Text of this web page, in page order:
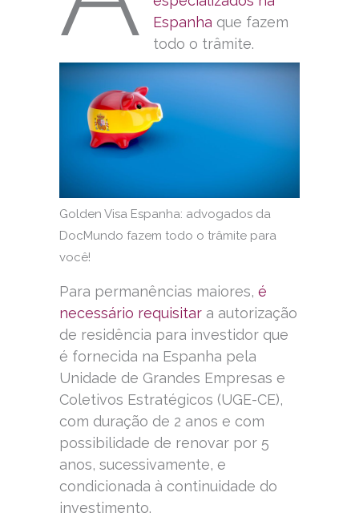
Espanha que fazem
todo o trâmite.
Golden Visa Espanha: advogados da
DocMundo fazem todo o trâmite para
você!
Para permanências maiores, é
necessário requisitar a autorização
de residência para investidor que
é fornecida na Espanha pela
Unidade de Grandes Empresas e
Coletivos Estratégicos (UGE-CE),
com duração de 2 anos e com
possibilidade de renovar por 5
anos, sucessivamente, e
condicionada à continuidade do
investimento.